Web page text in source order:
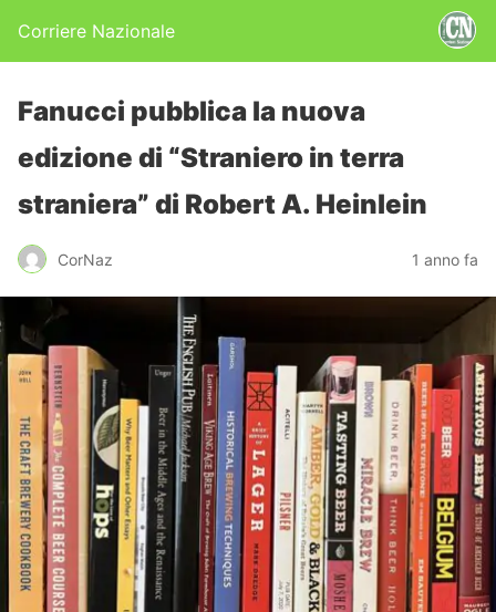
Corriere Nazionale
Fanucci pubblica la nuova
edizione di “Straniero in terra
straniera” di Robert A. Heinlein
CorNaz 1 anno fa